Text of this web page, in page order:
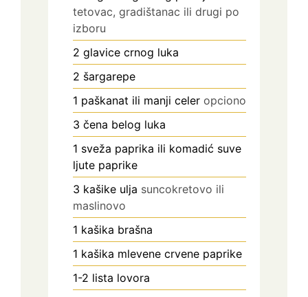
tetovac, gradištanac ili drugi po
izboru
2 glavice crnog luka
2 šargarepe
1 paškanat ili manji celer opciono
3 čena belog luka
1 sveža paprika ili komadić suve
ljute paprike
3 kašike ulja suncokretovo ili
maslinovo
1 kašika brašna
1 kašika mlevene crvene paprike
1-2 lista lovora